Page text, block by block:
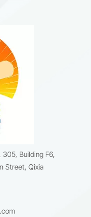
Building F6,
Street, Qixia